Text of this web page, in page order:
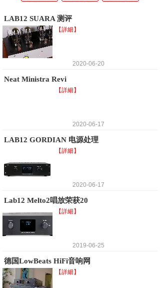
LAB12 SUARA 测评
【詳細】
2020-06-20
Neat Ministra Revi
【詳細】
2020-06-17
LAB12 GORDIAN 电源处理
【詳細】
2020-06-17
Lab12 Melto2唱放荣获20
【詳細】
2019-06-25
德国LowBeats HiFi音响网
【詳細】